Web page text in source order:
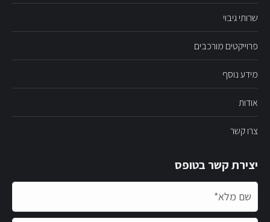
שרותי גיבוי
פרוייקטים מורכבים
מידע נוסף
אודות
צרו קשר
יצירת קשר בטופס